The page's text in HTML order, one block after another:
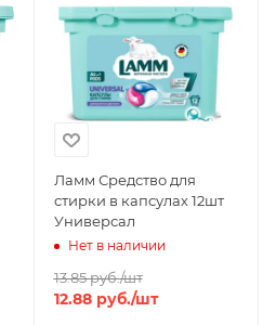
Ламм Средство для
стирки в капсулах 12шт
Универсал
Нет в наличии
13.85руб./шт
12.88руб./шт